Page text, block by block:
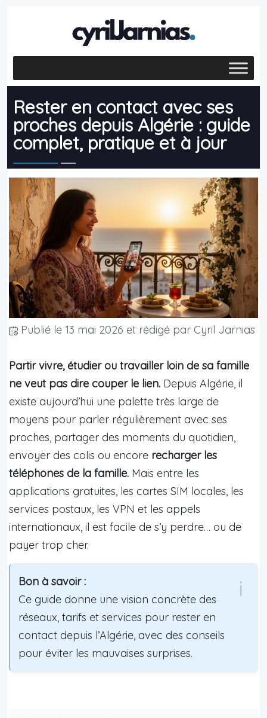
Rester en contact avec ses
proches depuis Algérie : guide
complet, pratique et à jour
Publié le 13 mai 2026 et rédigé par Cyril Jarnias
Partir vivre, étudier ou travailler loin de sa famille
ne veut pas dire couper le lien. Depuis Algérie, il
existe aujourd’hui une palette très large de
moyens pour parler régulièrement avec ses
proches, partager des moments du quotidien,
envoyer des colis ou encore recharger les
téléphones de la famille. Mais entre les
applications gratuites, les cartes SIM locales, les
services postaux, les VPN et les appels
internationaux, il est facile de s’y perdre… ou de
payer trop cher.
Bon à savoir :
Ce guide donne une vision concrète des
réseaux, tarifs et services pour rester en
contact depuis l’Algérie, avec des conseils
pour éviter les mauvaises surprises.